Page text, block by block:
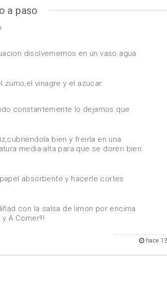
a paso
disolvememos en un vaso agua
vinagre y el azucar.
constantemente lo dejamos que
bien y freirla en una
media-alta para que se doren bien
absorbente y hacerle cortes
con la salsa de limon por encima
A Comer!!!
hace